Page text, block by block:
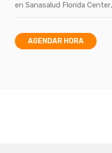
en Sanasalud Florida Center,
AGENDAR HORA